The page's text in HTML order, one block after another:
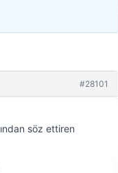
#28101
söz ettiren